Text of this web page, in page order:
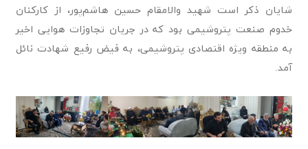
شایان ذکر است شهید والامقام حسین هاشم‌پور، از کارکنان
خدوم صنعت پتروشیمی بود که در جریان تجاوزات هوایی اخیر
به منطقه ویژه اقتصادی پتروشیمی، به فیض رفیع شهادت نائل
آمد.